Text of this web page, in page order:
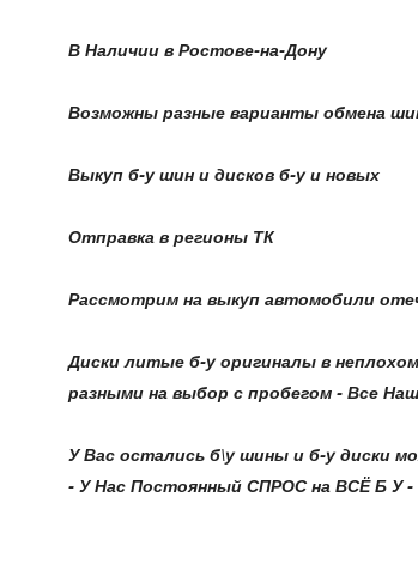
В Наличии в Ростове-на-Дону
Возможны разные варианты обмена
Выкуп б-у шин и дисков б-у и новых
Отправка в регионы ТК
Рассмотрим на выкуп автомобили
Диски литые б-у оригиналы в
разными на выбор с пробегом - Все
У Вас остались б\у шины и б-у диски
- У Нас Постоянный СПРОС на ВСЁ Б У -